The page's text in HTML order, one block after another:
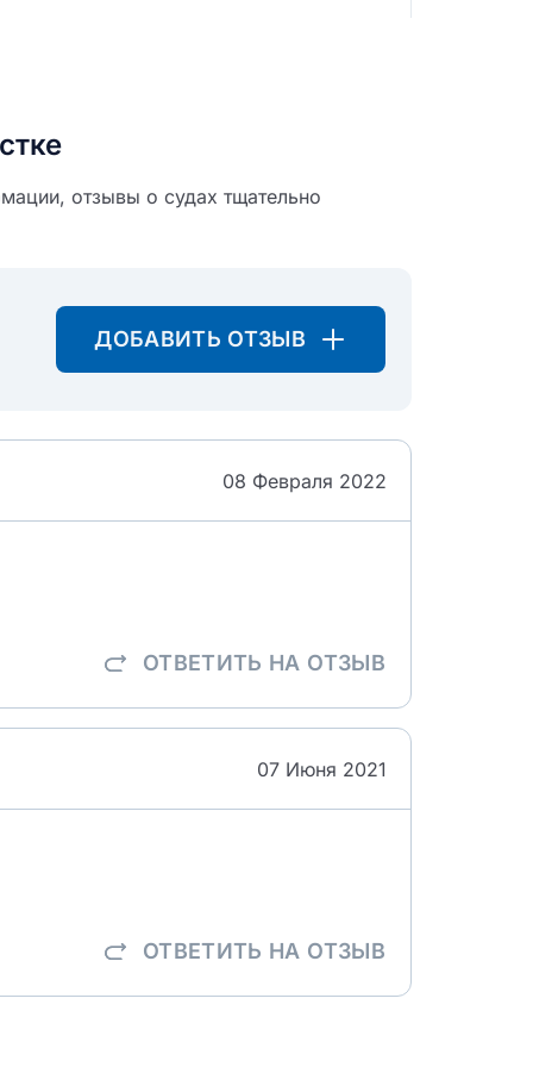
отзывы о судах тщательно
ДОБАВИТЬ ОТЗЫВ
08 Февраля 2022
ОТВЕТИТЬ НА ОТЗЫВ
07 Июня 2021
ОТВЕТИТЬ НА ОТЗЫВ